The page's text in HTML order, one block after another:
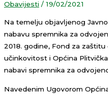
Obavijesti / 19/02/2021
Na temelju objavljenog
nabavu spremnika za
2018. godine, Fond za
učinkovitost i Općina
nabavi spremnika za
Navedenim Ugovorom